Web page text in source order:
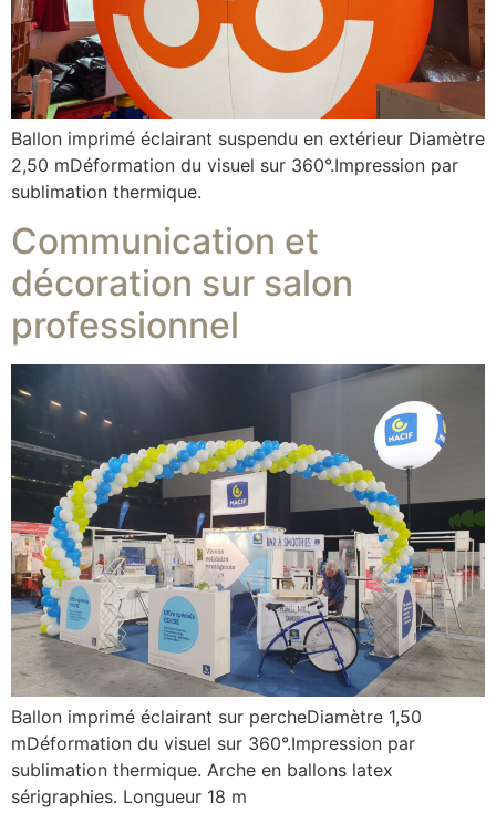
Ballon imprimé éclairant suspendu en extérieur Diamètre
2,50 mDéformation du visuel sur 360°.Impression par
sublimation thermique.
Communication et
décoration sur salon
professionnel
Ballon imprimé éclairant sur percheDiamètre 1,50
mDéformation du visuel sur 360°.Impression par
sublimation thermique. Arche en ballons latex
sérigraphies. Longueur 18 m